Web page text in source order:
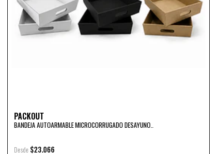
PACKOUT
BANDEJA AUTOARMABLE MICROCORRUGADO DESAYUNO..
Desde $23.066